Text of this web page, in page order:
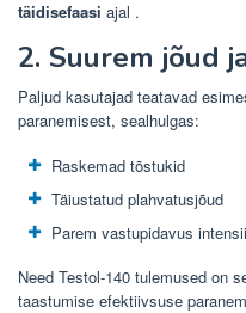
täidisefaasi ajal .
2. Suurem jõud
Paljud kasutajad teatavad
paranemisest, sealhulgas:
Raskemad tõstukid
Täiustatud plahvatusjõud
Parem vastupidavus
Need Testol-140 tulemused on
taastumise efektiivsuse